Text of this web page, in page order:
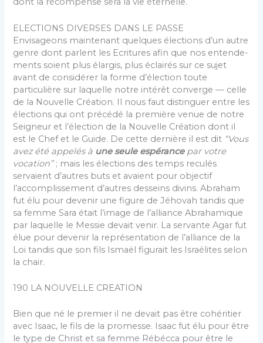
ELECTIONS DIVERSES DANS LE PASSE
Envisageons maintenant quelques élections d’un autre
genre dont parlent les Ecritures afin que nos entende­
ments soient plus élargis, plus éclairés sur ce sujet
avant de considérer la forme d’élection toute
particulière sur laquelle notre intérêt converge — celle
de la Nouvelle Création. Il nous faut distinguer entre les
élections qui ont précédé la première venue de notre
Seigneur et l’élec­tion de la Nouvelle Création dont il
est le Chef et le Guide. De cette dernière il est dit “Vous
avez été appelés à une seule espérancepar votre
voca­tion”; mais les élections des temps reculés
servaient d’autres buts et avaient pour objectif
l’accomplissement d’autres desseins divins. Abraham
fut élu pour devenir une figure de Jéhovah tandis que
sa femme Sara était l’image de l’alliance Abrahamique
par laquelle le Messie devait venir. La servante Agar fut
élue pour devenir la représentation de l’alliance de la
Loi tandis que son fils Ismaël figurait les Israélites selon
la chair.
190 LA NOUVELLE CREATION
Bien que né le premier il ne devait pas être cohéritier
avec Isaac, le fils de la promesse. Isaac fut élu pour être
le type de Christ et sa femme Rébécca pour être le